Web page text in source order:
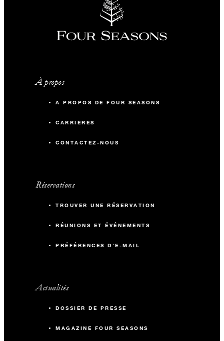
À propos
À PROPOS DE FOUR SEASONS
CARRIÈRES
CONTACTEZ-NOUS
Réservations
TROUVER UNE RÉSERVATION
RÉUNIONS ET ÉVÉNEMENTS
PRÉFÉRENCES D'E-MAIL
Actualités
DOSSIER DE PRESSE
MAGAZINE FOUR SEASONS